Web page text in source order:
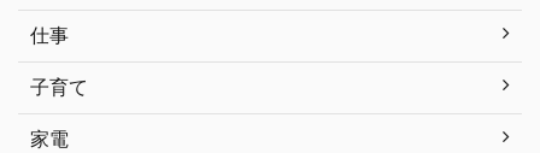
仕事
子育て
家電